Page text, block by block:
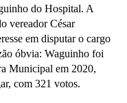
do Hospital. A
vereador César
em disputar o cargo
óbvia: Waguinho foi
Municipal em 2020,
com 321 votos.